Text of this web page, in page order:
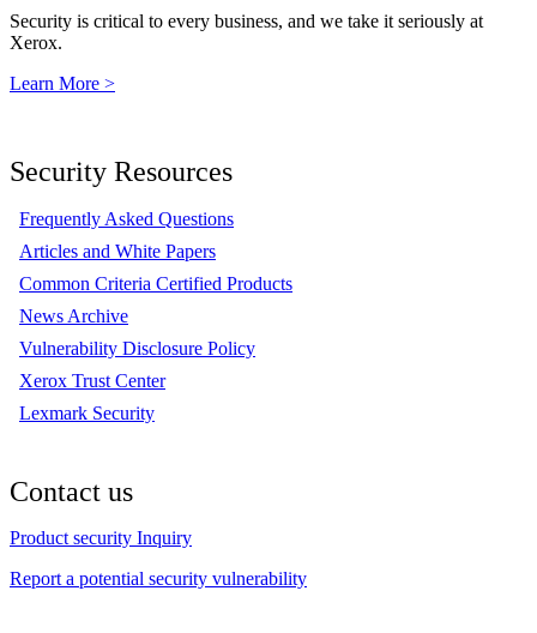
Security is critical to every business, and we take it seriously at
Xerox.
Learn More >
Security Resources
Frequently Asked Questions
Articles and White Papers
Common Criteria Certified Products
News Archive
Vulnerability Disclosure Policy
Xerox Trust Center
Lexmark Security
Contact us
Product security Inquiry
Report a potential security vulnerability